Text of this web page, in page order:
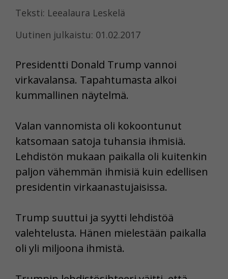
Teksti: Leealaura Leskelä
Uutinen julkaistu: 01.02.2017
Presidentti Donald Trump vannoi
virkavalansa. Tapahtumasta alkoi
kummallinen näytelmä.
Valan vannomista oli kokoontunut
katsomaan satoja tuhansia ihmisiä.
Lehdistön mukaan paikalla oli kuitenkin
paljon vähemmän ihmisiä kuin edellisen
presidentin virkaanastujaisissa.
Trump suuttui ja syytti lehdistöä
valehtelusta. Hänen mielestään paikalla
oli yli miljoona ihmistä.